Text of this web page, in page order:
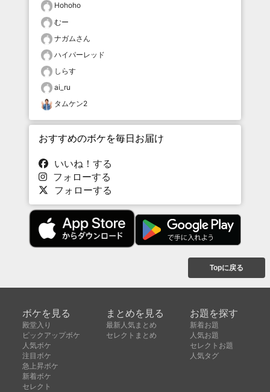
Hohoho
むー
ナガムさん
ハイパーレッド
しらす
ai_ru
タムケン2
おすすめのボケを毎日お届け
いいね！する
フォローする
フォローする
Topに戻る
ボケを見る
殿堂入り
ピックアップボケ
人気ボケ
注目ボケ
急上昇ボケ
新着ボケ
セレクト
まとめを見る
最新人気まとめ
セレクトまとめ
お題を探す
新着お題
人気お題
セレクトお題
人気タグ